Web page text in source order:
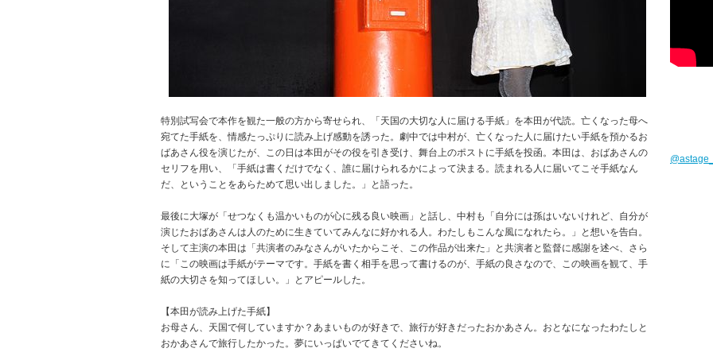
特別試写会で本作を観た一般の方から寄せられ、「天国の大切な人に届ける手紙」を本田が代読。亡くなった母へ
宛てた手紙を、情感たっぷりに読み上げ感動を誘った。劇中では中村が、亡くなった人に届けたい手紙を預かるお
ばあさん役を演じたが、この日は本田がその役を引き受け、舞台上のポストに手紙を投函。本田は、おばあさんの
セリフを用い、「手紙は書くだけでなく、誰に届けられるかによって決まる。読まれる人に届いてこそ手紙なん
だ、ということをあらためて思い出しました。」と語った。
最後に大塚が「せつなくも温かいものが心に残る良い映画」と話し、中村も「自分には孫はいないけれど、自分が
演じたおばあさんは人のために生きていてみんなに好かれる人。わたしもこんな風になれたら。」と想いを告白。
そして主演の本田は「共演者のみなさんがいたからこそ、この作品が出来た」と共演者と監督に感謝を述べ、さら
に「この映画は手紙がテーマです。手紙を書く相手を思って書けるのが、手紙の良さなので、この映画を観て、手
紙の大切さを知ってほしい。」とアピールした。
【本田が読み上げた手紙】
お母さん、天国で何していますか？あまいものが好きで、旅行が好きだったおかあさん。おとなになったわたしと
おかあさんで旅行したかった。夢にいっぱいでてきてくださいね。